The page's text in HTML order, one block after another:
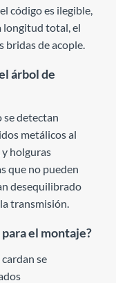
código es ilegible,
longitud total, el
bridas de acople.
árbol de
se detectan
metálicos al
y holguras
que no pueden
desequilibrado
transmisión.
el montaje?
se